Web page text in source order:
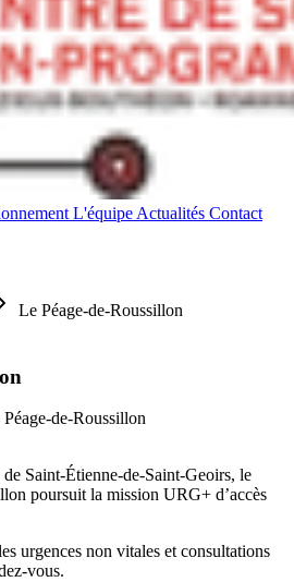
L'équipe Actualités Contact
Le Péage-de-Roussillon
de-Roussillon
Saint-Étienne-de-Saint-Geoirs, le
poursuit la mission URG+ d’accès
urgences non vitales et consultations
vous.